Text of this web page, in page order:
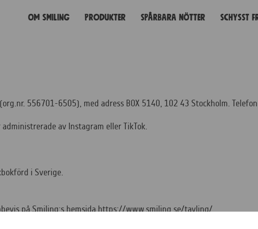
Om Smiling Produkter Spårbara nötter Schysst
556701-6505), med adress BOX 5140, 102 43 Stockholm.
av Instagram eller TikTok.
i Sverige.
på Smiling:s hemsida https://www.smiling.se/tavling/